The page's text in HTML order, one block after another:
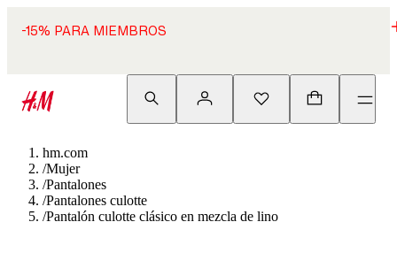
-15% PARA MIEMBROS
hm.com
/Mujer
/Pantalones
/Pantalones culotte
/Pantalón culotte clásico en mezcla de lino